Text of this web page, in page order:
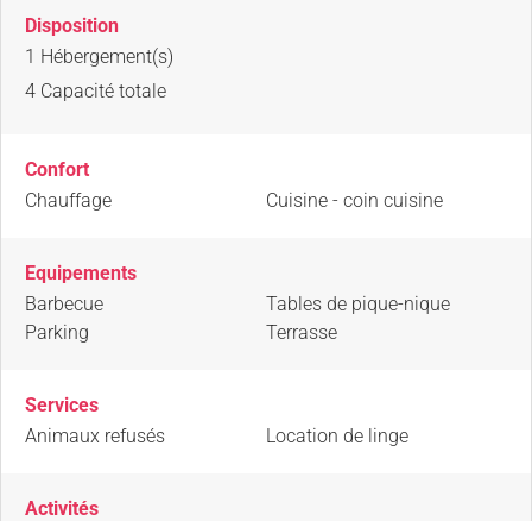
Disposition
1 Hébergement(s)
4 Capacité totale
Confort
Chauffage
Cuisine - coin cuisine
Equipements
Barbecue
Parking
Tables de pique-nique
Terrasse
Services
Animaux refusés
Location de linge
Activités